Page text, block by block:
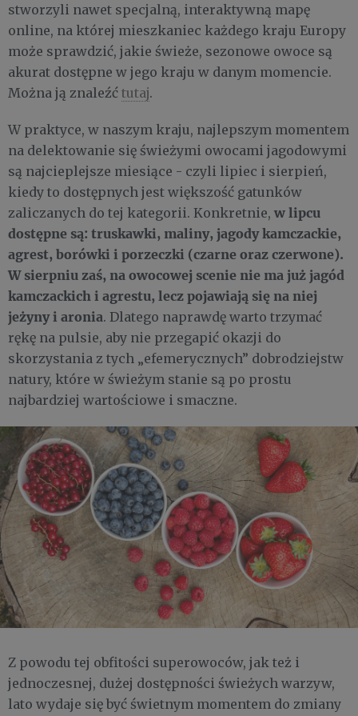
stworzyli nawet specjalną, interaktywną mapę
online, na której mieszkaniec każdego kraju Europy
może sprawdzić, jakie świeże, sezonowe owoce są
akurat dostępne w jego kraju w danym momencie.
Można ją znaleźć tutaj.
W praktyce, w naszym kraju, najlepszym momentem
na delektowanie się świeżymi owocami jagodowymi
są najcieplejsze miesiące - czyli lipiec i sierpień,
kiedy to dostępnych jest większość gatunków
zaliczanych do tej kategorii. Konkretnie, w lipcu
dostępne są: truskawki, maliny, jagody kamczackie,
agrest, borówki i porzeczki (czarne oraz czerwone).
W sierpniu zaś, na owocowej scenie nie ma już jagód
kamczackich i agrestu, lecz pojawiają się na niej
jeżyny i aronia. Dlatego naprawdę warto trzymać
rękę na pulsie, aby nie przegapić okazji do
skorzystania z tych „efemerycznych” dobrodziejstw
natury, które w świeżym stanie są po prostu
najbardziej wartościowe i smaczne.
Z powodu tej obfitości superowoców, jak też i
jednoczesnej, dużej dostępności świeżych warzyw,
lato wydaje się być świetnym momentem do zmiany